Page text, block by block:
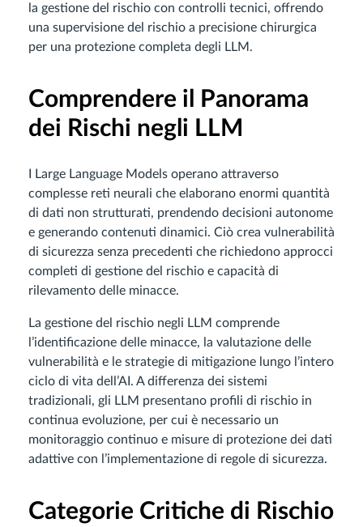
la gestione del rischio con controlli tecnici, offrendo
una supervisione del rischio a precisione chirurgica
per una protezione completa degli LLM.
Comprendere il Panorama
dei Rischi negli LLM
I Large Language Models operano attraverso
complesse reti neurali che elaborano enormi quantità
di dati non strutturati, prendendo decisioni autonome
e generando contenuti dinamici. Ciò crea vulnerabilità
di sicurezza senza precedenti che richiedono approcci
completi di gestione del rischio e capacità di
rilevamento delle minacce.
La gestione del rischio negli LLM comprende
l’identificazione delle minacce, la valutazione delle
vulnerabilità e le strategie di mitigazione lungo l’intero
ciclo di vita dell’AI. A differenza dei sistemi
tradizionali, gli LLM presentano profili di rischio in
continua evoluzione, per cui è necessario un
monitoraggio continuo e misure di protezione dei dati
adattive con l’implementazione di regole di sicurezza.
Categorie Critiche di Rischio